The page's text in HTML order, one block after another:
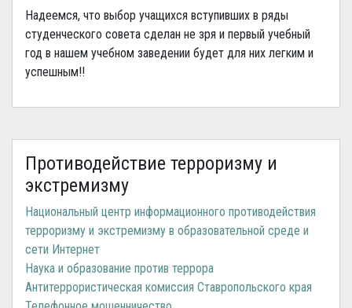
Надеемся, что выбор учащихся вступивших в ряды
студенческого совета сделан не зря и первый учебный
год в нашем учебном заведении будет для них легким и
успешным!!
Противодействие терроризму и
экстремизму
Национальный центр информационного противодействия
терроризму и экстремизму в образовательной среде и
сети Интернет
Наука и образование против террора
Антитеррористическая комиссия Ставропольского края